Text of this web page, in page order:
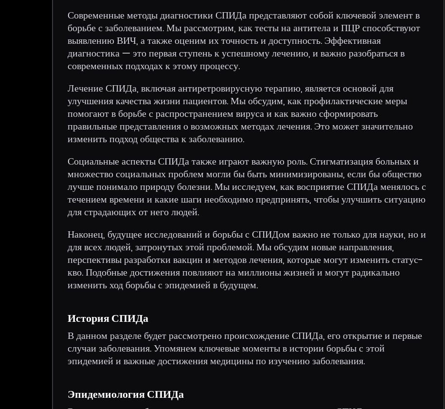
Современные методы диагностики СПИДа представляют собой ключевой элемент в
борьбе с заболеванием. Мы рассмотрим, как тесты на антитела и ПЦР способствуют
выявлению ВИЧ, а также оценим их точность и доступность. Эффективная
диагностика — это первая ступень к успешному лечению, и важно разобраться в
современных подходах к этому процессу.
Лечение СПИДа, включая антиретровирусную терапию, является основой для
улучшения качества жизни пациентов. Мы обсудим, как профилактические меры
помогают в борьбе с распространением вируса и как важно сформировать
правильные представления о возможных методах лечения. Это может значительно
изменить подход общества к заболеванию.
Социальные аспекты СПИДа также играют важную роль. Стигматизация больных и
множество социальных проблем могли бы быть минимизированы, если бы общество
лучше понимало природу болезни. Мы исследуем, как восприятие СПИДа менялось с
течением времени и какие шаги необходимо предпринять, чтобы улучшить ситуацию
для страдающих от него людей.
Наконец, будущее исследований и борьбы с СПИДом важно не только для науки, но и
для всех людей, затронутых этой проблемой. Мы обсудим новые направления,
перспективы разработки вакцин и методов лечения, которые могут изменить статус-
кво. Подобные достижения повлияют на миллионы жизней и могут радикально
изменить ход борьбы с эпидемией в будущем.
История СПИДа
В данном разделе будет рассмотрено происхождение СПИДа, его открытие и первые
случаи заболевания. Упомянем ключевые моменты в истории борьбы с этой
эпидемией и важные достижения медицины по изучению заболевания.
Эпидемиология СПИДа